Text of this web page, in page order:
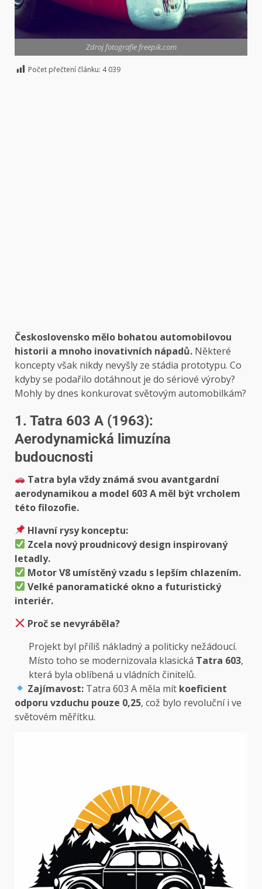
Zdroj fotografie freepik.com
Počet přečtení článku: 4 039
Československo mělo bohatou automobilovou
historii a mnoho inovativních nápadů. Některé
koncepty však nikdy nevyšly ze stádia prototypu. Co
kdyby se podařilo dotáhnout je do sériové výroby?
Mohly by dnes konkurovat světovým automobilkám?
1. Tatra 603 A (1963):
Aerodynamická limuzína
budoucnosti
Tatra byla vždy známá svou avantgardní
aerodynamikou a model 603 A měl být vrcholem
této filozofie.
Hlavní rysy konceptu:
Zcela nový proudnicový design inspirovaný
letadly.
Motor V8 umístěný vzadu s lepším chlazením.
Velké panoramatické okno a futuristický
interiér.
Proč se nevyráběla?
Projekt byl příliš nákladný a politicky nežádoucí.
Místo toho se modernizovala klasická Tatra 603,
která byla oblíbená u vládních činitelů.
Zajímavost: Tatra 603 A měla mít koeficient
odporu vzduchu pouze 0,25, což bylo revoluční i ve
světovém měřítku.